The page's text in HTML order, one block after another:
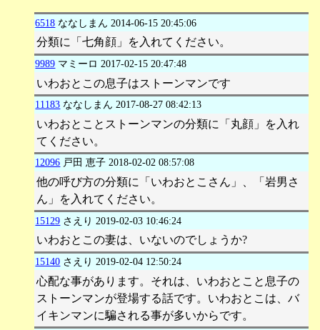
6518 ななしまん 2014-06-15 20:45:06
分類に「七角顔」を入れてください。
9989 マミーロ 2017-02-15 20:47:48
いわおとこの息子はストーンマンです
11183 ななしまん 2017-08-27 08:42:13
いわおとことストーンマンの分類に「丸顔」を入れ
てください。
12096 戸田 恵子 2018-02-02 08:57:08
他の呼び方の分類に「いわおとこさん」、「岩男さ
ん」を入れてください。
15129 さえり 2019-02-03 10:46:24
いわおとこの妻は、いないのでしょうか?
15140 さえり 2019-02-04 12:50:24
心配な事があります。それは、いわおとこと息子の
ストーンマンが登場する話です。いわおとこは、バ
イキンマンに騙される事が多いからです。